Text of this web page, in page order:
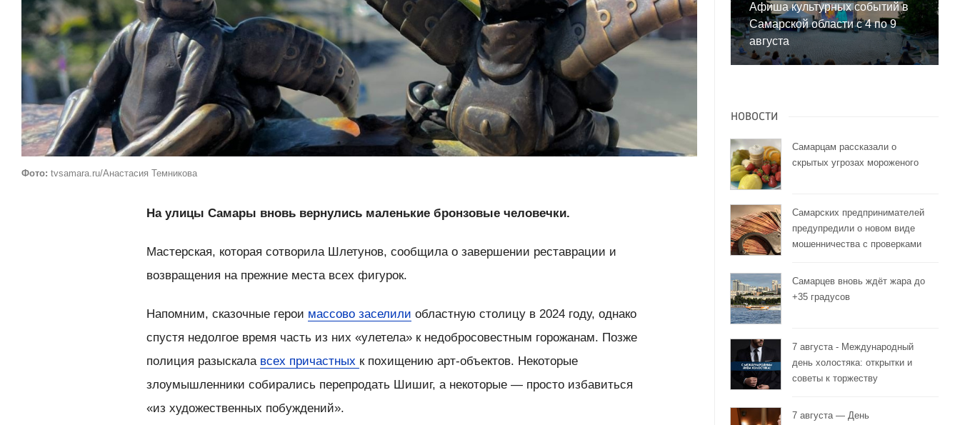
Фото: tvsamara.ru/Анастасия Темникова
На улицы Самары вновь вернулись маленькие бронзовые человечки.
Мастерская, которая сотворила Шлетунов, сообщила о завершении реставрации и
возвращения на прежние места всех фигурок.
Напомним, сказочные герои массово заселили областную столицу в 2024 году, однако
спустя недолгое время часть из них «улетела» к недобросовестным горожанам. Позже
полиция разыскала всех причастных к похищению арт-объектов. Некоторые
злоумышленники собирались перепродать Шишиг, а некоторые — просто избавиться
«из художественных побуждений».
Афиша культурных событий в
Самарской области с 4 по 9
августа
НОВОСТИ
Самарцам рассказали о
скрытых угрозах мороженого
Самарских предпринимателей
предупредили о новом виде
мошенничества с проверками
Самарцев вновь ждёт жара до
+35 градусов
7 августа - Международный
день холостяка: открытки и
советы к торжеству
7 августа — День